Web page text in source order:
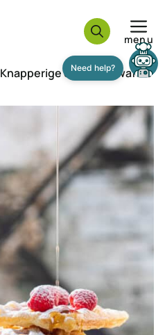
menu
Knapperige croissant wafels
Need help?